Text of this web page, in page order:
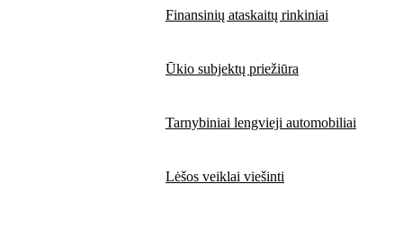
Finansinių ataskaitų rinkiniai
Ūkio subjektų priežiūra
Tarnybiniai lengvieji automobiliai
Lėšos veiklai viešinti